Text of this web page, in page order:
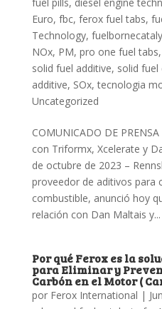
Euro, fbc, ferox fuel tabs,
Technology,
NOx, PM, pro one fuel tabs,
solid fuel additive, solid fuel
additive, SOx,tecnologia
Uncategorized
COMUNICADO DE
con Triformx, Xcelerate y
de octubre de 2023 –
proveedor de aditivos para
combustible, anunció hoy
relación con Dan Maltais y...
Por qué Ferox es la
para Eliminar y
Carbón en el Motor (
por Ferox International |